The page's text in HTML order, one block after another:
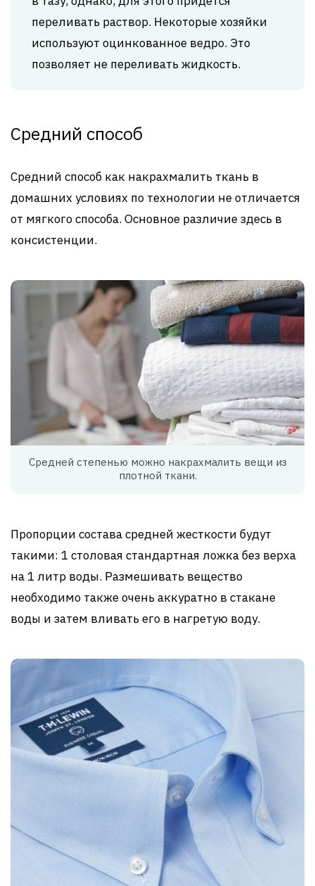
переливать раствор. Некоторые хозяйки
используют оцинкованное ведро. Это
позволяет не переливать жидкость.
Средний способ
Средний способ как накрахмалить ткань в
домашних условиях по технологии не отличается
от мягкого способа. Основное различие здесь в
консистенции.
Средней степенью можно накрахмалить вещи из
плотной ткани.
Пропорции состава средней жесткости будут
такими: 1 столовая стандартная ложка без верха
на 1 литр воды. Размешивать вещество
необходимо также очень аккуратно в стакане
воды и затем вливать его в нагретую воду.